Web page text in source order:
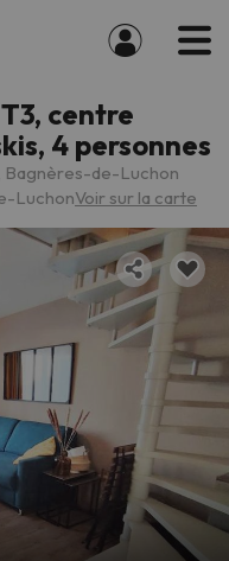
centre
4 personnes
Bagnères-de-Luchon
LuchonVoir sur la carte